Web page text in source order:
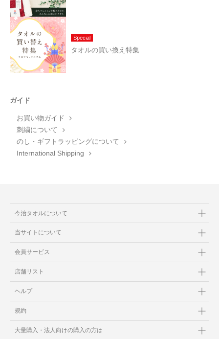
Special
タオルの買い換え特集
ガイド
お買い物ガイド
刺繍について
のし・ギフトラッピングについて
International Shipping
今治タオルについて
当サイトについて
会員サービス
店舗リスト
ヘルプ
規約
大量購入・法人向けの購入の方は